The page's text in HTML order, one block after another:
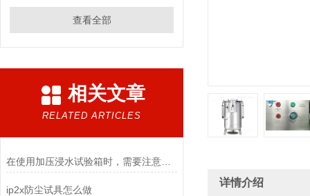
查看全部
相关文章
RELATED ARTICLES
在使用加压浸水试验箱时，需要注意以下几点
ip2x防尘试具怎么做
详情介绍